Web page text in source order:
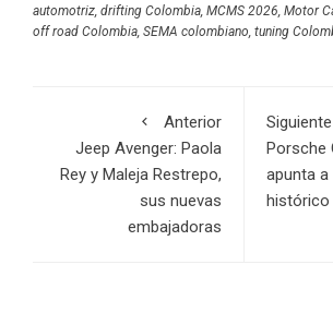
automotriz, drifting Colombia, MCMS 2026, Motor
off road Colombia, SEMA colombiano, tuning
Anterior
Jeep Avenger: Paola
Rey y Maleja Restrepo,
sus nuevas
embajadoras
Siguiente
Porsche
apunta
histórico